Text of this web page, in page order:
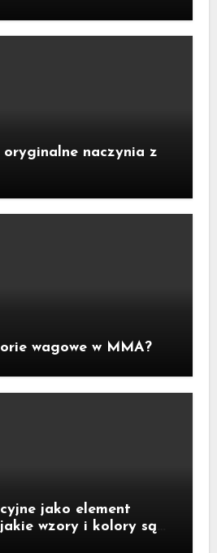
naczynia z
wagowe w MMA?
jako element
wzory i kolory są